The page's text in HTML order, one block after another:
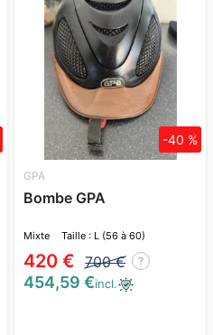
GPA
Bombe GPA
Mixte Taille : L (56 à 60)
420 € 700 € ?
-40 %
454,59 €incl.